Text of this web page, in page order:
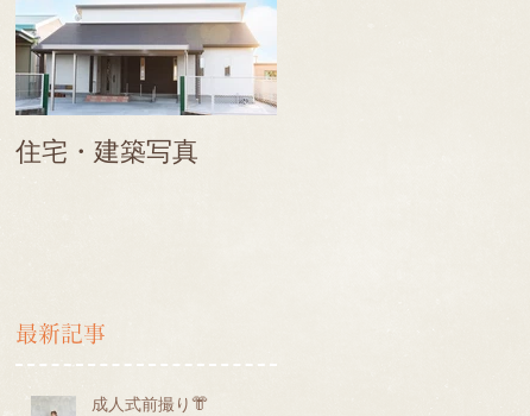
住宅・建築写真
最新記事
成人式前撮り👘